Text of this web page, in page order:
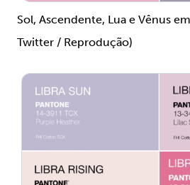
Sol, Ascendente, Lua e Vênus
Twitter / Reprodução)